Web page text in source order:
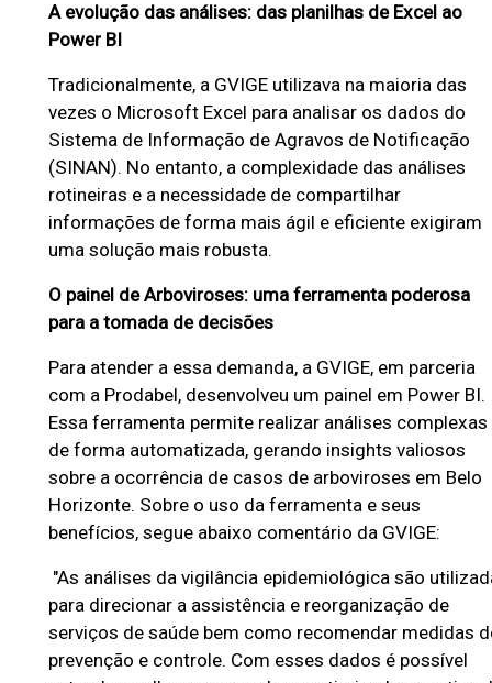
e
o
H
o
r
i
o
t
e
-
D
a
t
B
H
A evolução das análises: das planilhas de Excel ao
Power BI
Tradicionalmente, a GVIGE utilizava na maioria das
vezes o Microsoft Excel para analisar os dados do
Sistema de Informação de Agravos de Notificação
(SINAN). No entanto, a complexidade das análises
rotineiras e a necessidade de compartilhar
informações de forma mais ágil e eficiente exigiram
uma solução mais robusta.
O painel de Arboviroses: uma ferramenta poderosa
para a tomada de decisões
Para atender a essa demanda, a GVIGE, em parceria
com a Prodabel, desenvolveu um painel em Power BI.
Essa ferramenta permite realizar análises complexas
de forma automatizada, gerando insights valiosos
sobre a ocorrência de casos de arboviroses em Belo
Horizonte. Sobre o uso da ferramenta e seus
benefícios, segue abaixo comentário da GVIGE:
"As análises da vigilância epidemiológica são
para direcionar a assistência e reorganização de
serviços de saúde bem como recomendar medidas
prevenção e controle. Com esses dados é possível